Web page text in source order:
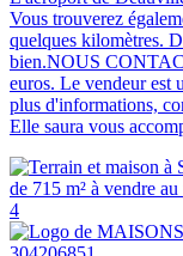
Vous trouverez
quelques kilomètres.
bien.NOUS
euros. Le vendeur est
plus d'informations,
Elle saura vous
4